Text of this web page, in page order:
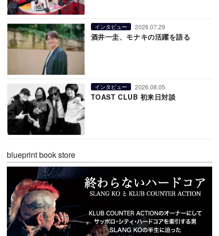
インタビュー 2026.07.29
酒井一圭、モナキの活躍を語る
インタビュー 2026.08.05
TOAST CLUB 初来日対談
blueprint book store